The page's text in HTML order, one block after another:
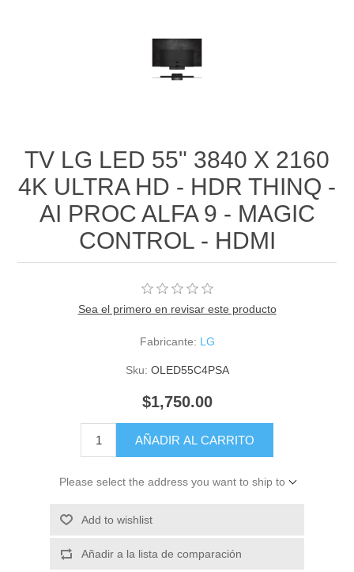
TV LG LED 55" 3840 X 2160
4K ULTRA HD - HDR THINQ -
AI PROC ALFA 9 - MAGIC
CONTROL - HDMI
Sea el primero en revisar este producto
Fabricante: LG
Sku: OLED55C4PSA
$1,750.00
AÑADIR AL CARRITO
Please select the address you want to ship to
Add to wishlist
Añadir a la lista de comparación